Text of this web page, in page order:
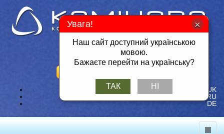
Тел./Факс: +380 57 717-49-14
Мобільний: +380 50 401-26-25
UK
RU
DE
Увага!
Наш сайт доступний українською
мовою.
Бажаєте перейти на українську?
ТАК НІ